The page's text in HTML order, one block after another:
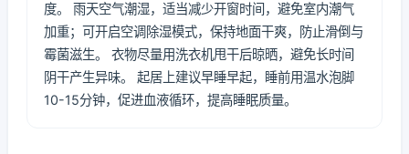
度。 雨天空气潮湿，适当减少开窗时间，避免室内潮气
加重；可开启空调除湿模式，保持地面干爽，防止滑倒与
霉菌滋生。 衣物尽量用洗衣机甩干后晾晒，避免长时间
阴干产生异味。 起居上建议早睡早起，睡前用温水泡脚
10-15分钟，促进血液循环，提高睡眠质量。